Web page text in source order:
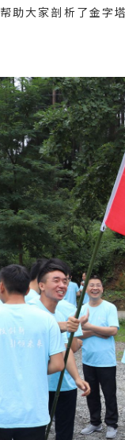
助大家剖析了金字